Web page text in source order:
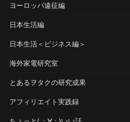
ヨーロッパ遠征編
日本生活編
日本生活＜ビジネス編＞
海外家電研究室
とあるヲタクの研究成果
アフィリエイト実践録